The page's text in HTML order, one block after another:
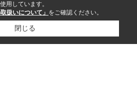
用しています。
扱いについて」 をご確認ください。
閉じる